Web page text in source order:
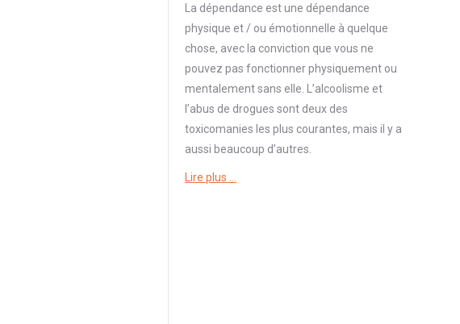
La dépendance est une dépendance
physique et / ou émotionnelle à quelque
chose, avec la conviction que vous ne
pouvez pas fonctionner physiquement ou
mentalement sans elle. L’alcoolisme et
l’abus de drogues sont deux des
toxicomanies les plus courantes, mais il y a
aussi beaucoup d’autres.
Lire plus …